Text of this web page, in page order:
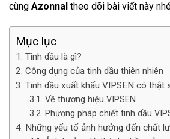
cùng Azonnal theo dõi bài viết này
Mục lục
Tinh dầu là gì?
Công dụng của tinh dầu thiên nhiên
Tinh dầu xuất khẩu VIPSEN có thật
Về thương hiệu VIPSEN
Phương pháp chiết tinh dầu
Những yếu tố ảnh hưởng đến chất